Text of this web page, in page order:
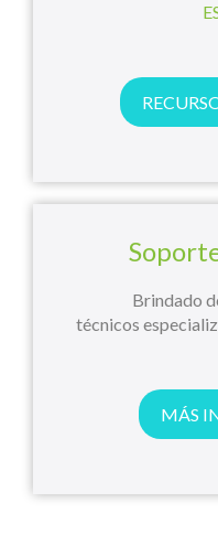
Brindado
técnicos
MÁS